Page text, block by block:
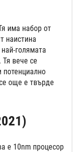
има набор от
наистина
голямата
вече се
потенциално
още е твърде
е 10nm процесор